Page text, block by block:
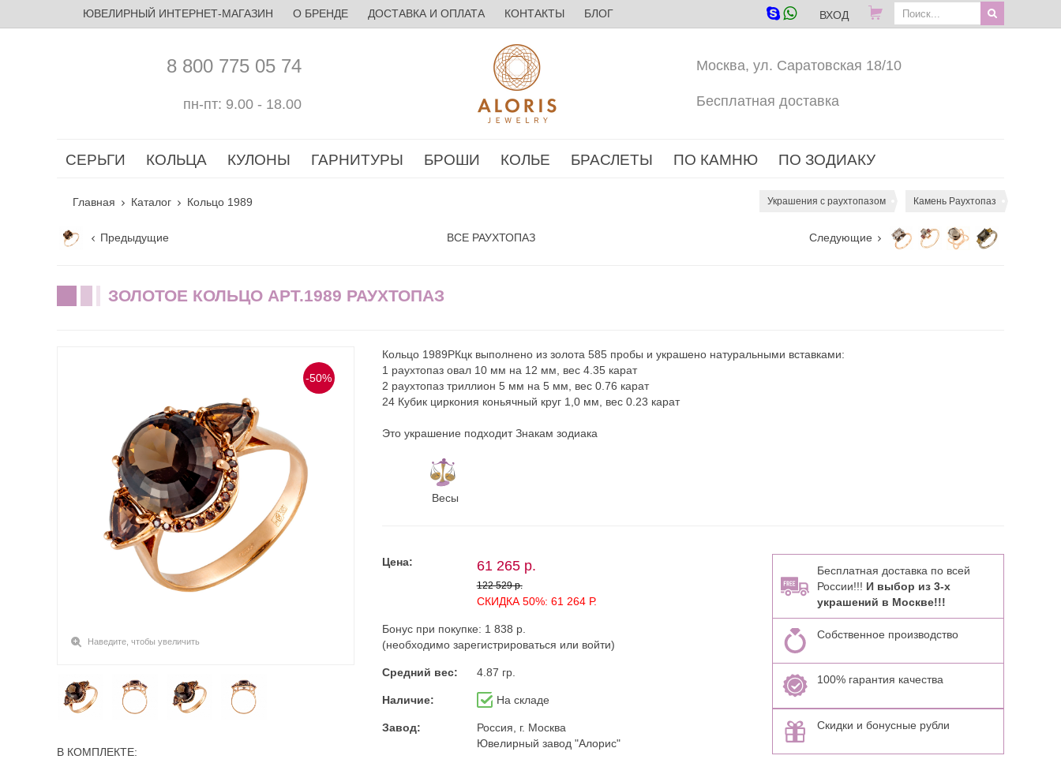
ЮВЕЛИРНЫЙ ИНТЕРНЕТ-МАГАЗИН О БРЕНДЕ ДОСТАВКА И ОПЛАТА КОНТАКТЫ БЛОГ ВХОД
8 800 775 05 74
пн-пт: 9.00 - 18.00
Москва, ул. Саратовская 18/10
Бесплатная доставка
СЕРЬГИ КОЛЬЦА КУЛОНЫ ГАРНИТУРЫ БРОШИ КОЛЬЕ БРАСЛЕТЫ ПО КАМНЮ ПО ЗОДИАКУ
Главная Каталог Кольцо 1989 Украшения с раухтопазом Камень Раухтопаз
Предыдущие ВСЕ РАУХТОПАЗ Следующие
ЗОЛОТОЕ КОЛЬЦО АРТ.1989 РАУХТОПАЗ
-50%
Наведите, чтобы увеличить
В КОМПЛЕКТЕ:
Кольцо 1989РКцк выполнено из золота 585 пробы и украшено натуральными вставками:
1 раухтопаз овал 10 мм на 12 мм, вес 4.35 карат
2 раухтопаз триллион 5 мм на 5 мм, вес 0.76 карат
24 Кубик циркония коньячный круг 1,0 мм, вес 0.23 карат
Это украшение подходит Знакам зодиака
Весы
Цена: 61 265 р.
122 529 р.
СКИДКА 50%: 61 264 Р.
Бонус при покупке: 1 838 р.
(необходимо зарегистрироваться или войти)
Средний вес: 4.87 гр.
Наличие: На складе
Завод:
Россия, г. Москва
Ювелирный завод "Алорис"
Бесплатная доставка по всей
России!!! И выбор из 3-х
украшений в Москве!!!
Собственное производство
100% гарантия качества
Скидки и бонусные рубли